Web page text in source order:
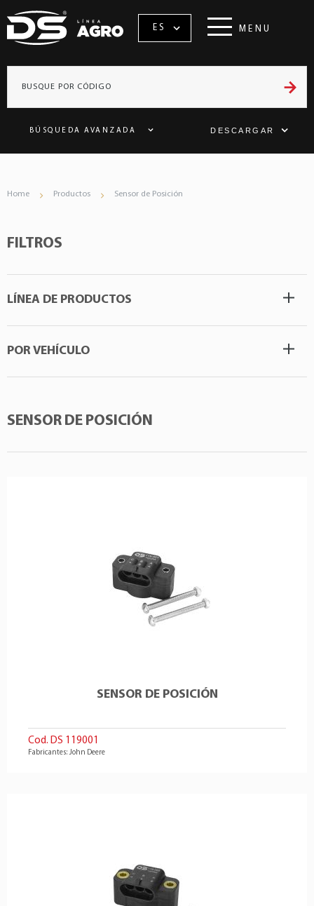
ES MENU
BÚSQUEDA AVANZADA DESCARGAR
Home Productos Sensor de Posición
FILTROS
LÍNEA DE PRODUCTOS
POR VEHÍCULO
SENSOR DE POSICIÓN
SENSOR DE POSICIÓN
Cod. DS 119001
Fabricantes: John Deere